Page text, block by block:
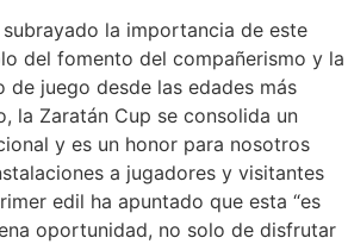
la importancia de este
del fomento del compañerismo y la
de juego desde las edades más
la Zaratán Cup se consolida un
y es un honor para nosotros
a jugadores y visitantes
edil ha apuntado que esta “es
oportunidad, no solo de disfrutar